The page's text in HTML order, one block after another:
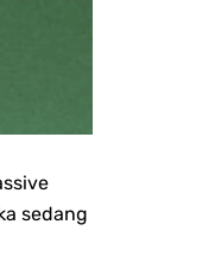
sedang